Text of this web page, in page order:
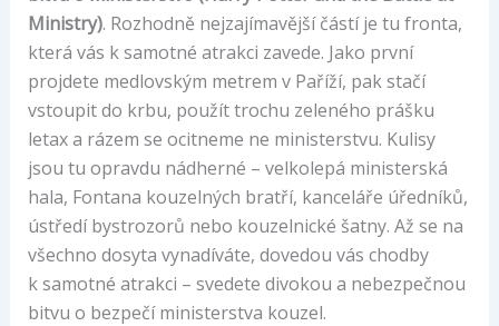
Ministry). Rozhodně nejzajímavější částí je tu fronta,
která vás k samotné atrakci zavede. Jako první
projdete medlovským metrem v Paříží, pak stačí
vstoupit do krbu, použít trochu zeleného prášku
letax a rázem se ocitneme ne ministerstvu. Kulisy
jsou tu opravdu nádherné – velkolepá ministerská
hala, Fontana kouzelných bratří, kanceláře úředníků,
ústředí bystrozorů nebo kouzelnické šatny. Až se na
všechno dosyta vynadíváte, dovedou vás chodby
k samotné atrakci – svedete divokou a nebezpečnou
bitvu o bezpečí ministerstva kouzel.